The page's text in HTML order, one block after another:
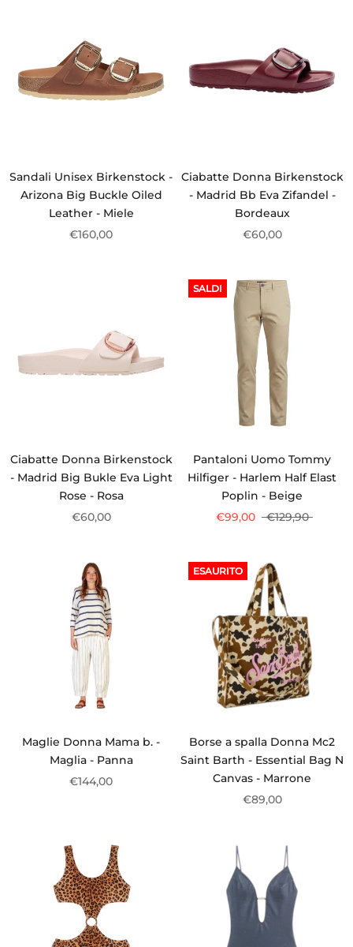
Sandali Unisex Birkenstock -
Arizona Big Buckle Oiled
Leather - Miele
€160,00
Ciabatte Donna Birkenstock
- Madrid Bb Eva Zifandel -
Bordeaux
€60,00
Ciabatte Donna Birkenstock
- Madrid Big Bukle Eva Light
Rose - Rosa
€60,00
SALDI
Pantaloni Uomo Tommy
Hilfiger - Harlem Half Elast
Poplin - Beige
€99,00
€129,90
Maglie Donna Mama b. -
Maglia - Panna
€144,00
ESAURITO
Borse a spalla Donna Mc2
Saint Barth - Essential Bag N
Canvas - Marrone
€89,00